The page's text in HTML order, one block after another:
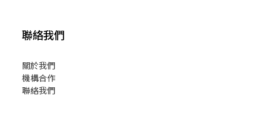
聯絡我們
關於我們
機構合作
聯絡我們